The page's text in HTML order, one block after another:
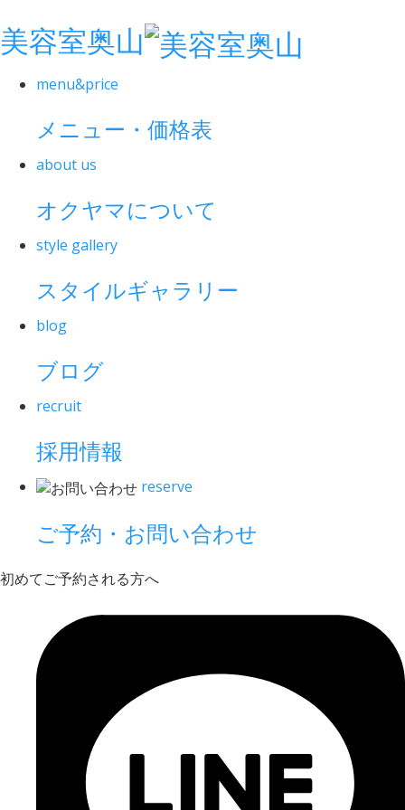
美容室奥山
menu&price
メニュー・価格表
about us
オクヤマについて
style gallery
スタイルギャラリー
blog
ブログ
recruit
採用情報
reserve
ご予約・お問い合わせ
初めてご予約される方へ